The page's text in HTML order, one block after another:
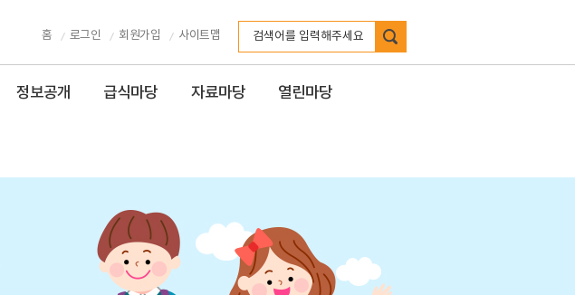
검색
홈 로그인 회원가입 사이트맵
정보공개 급식마당 자료마당 열린마당